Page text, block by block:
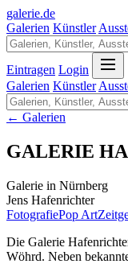
galerie.de
Galerien Künstler
Eintragen Login
Galerien Künstler
← Galerien
GALERIE
Galerie in Nürnberg
Jens Hafenrichter
FotografiePop Art
Die Galerie
Wöhrd. Neben